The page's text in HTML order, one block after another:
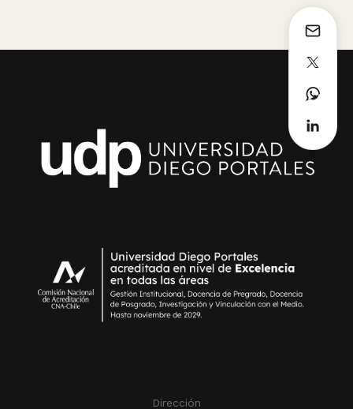
Dirección